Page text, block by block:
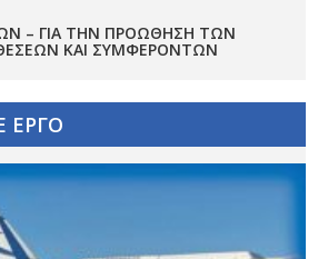
– ΓΙΑ ΤΗΝ ΠΡΟΏΘΗΣΗ ΤΩΝ
ΚΑΙ ΣΥΜΦΕΡΌΝΤΩΝ
ΕΡΓΟ